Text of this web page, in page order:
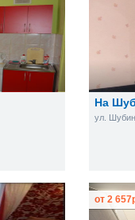
На
ул.
от 2 657